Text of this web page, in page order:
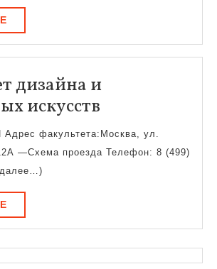
ПОДРОБНЕЕ
дизайна и
искусств
дизайна
и
факультета:Москва, ул.
—Схема проезда Телефон: 8 (499)
ПОДРОБНЕЕ